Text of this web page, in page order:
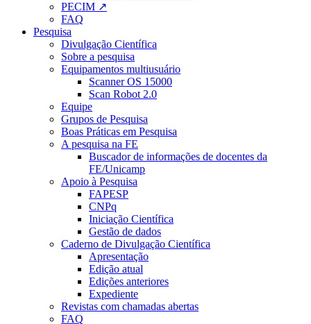
PECIM ↗
FAQ
Pesquisa
Divulgação Científica
Sobre a pesquisa
Equipamentos multiusuário
Scanner OS 15000
Scan Robot 2.0
Equipe
Grupos de Pesquisa
Boas Práticas em Pesquisa
A pesquisa na FE
Buscador de informações de docentes da
FE/Unicamp
Apoio à Pesquisa
FAPESP
CNPq
Iniciação Científica
Gestão de dados
Caderno de Divulgação Científica
Apresentação
Edição atual
Edições anteriores
Expediente
Revistas com chamadas abertas
FAQ